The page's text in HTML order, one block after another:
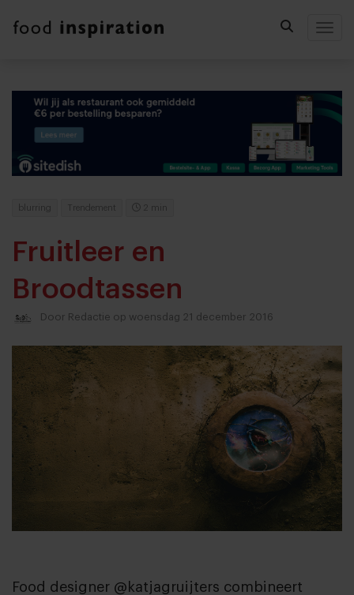
blurring Trendement 2 min
Fruitleer en
Broodtassen
Door Redactie op woensdag 21 december 2016
Food designer @katjagruijters combineert